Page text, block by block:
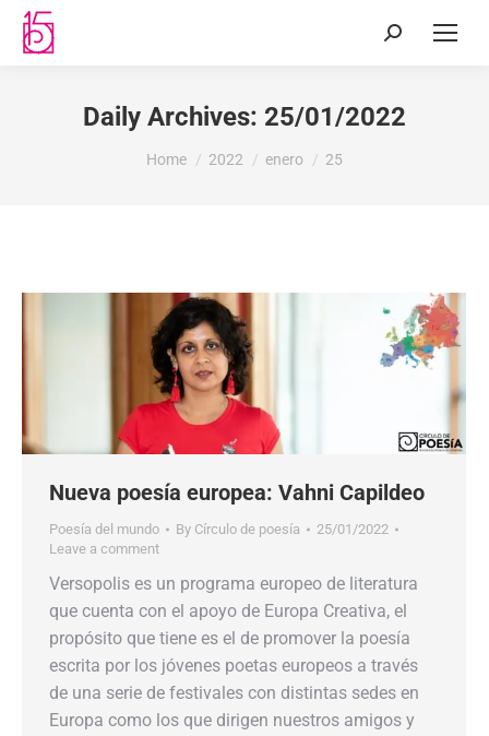
Daily Archives: 25/01/2022
You are here:
Home 2022 enero 25
Nueva poesía europea: Vahni Capildeo
Poesía del mundo By Círculo de poesía
25/01/2022
Leave a comment
Versopolis es un programa europeo de literatura
que cuenta con el apoyo de Europa Creativa, el
propósito que tiene es el de promover la poesía
escrita por los jóvenes poetas europeos a través
de una serie de festivales con distintas sedes en
Europa como los que dirigen nuestros amigos y